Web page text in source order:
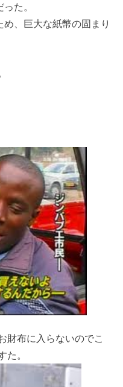
た。
、巨大な紙幣の固まり
財布に入らないのでこ
た。